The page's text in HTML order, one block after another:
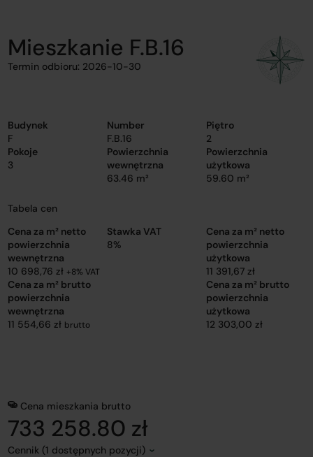
Mieszkanie F.B.16
Termin odbioru: 2026-10-30
Budynek
F
Number
F.B.16
Piętro
2
Pokoje
3
Powierzchnia
wewnętrzna
63.46 m²
Powierzchnia
użytkowa
59.60 m²
Tabela cen
Cena za m² netto
powierzchnia
wewnętrzna
10 698,76 zł+8% VAT
Stawka VAT
8%
Cena za m² netto
powierzchnia
użytkowa
11 391,67 zł
Cena za m² brutto
powierzchnia
wewnętrzna
11 554,66 zł brutto
Cena za m² brutto
powierzchnia
użytkowa
12 303,00 zł
Cena mieszkania brutto
733 258.80 zł
Cennik (1 dostępnych pozycji)